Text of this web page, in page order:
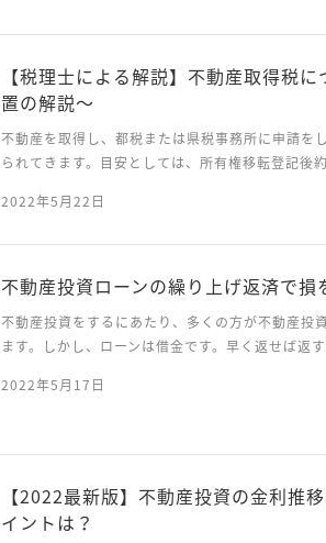
【税理士による解説】不動産取得税
置の解説～
不動産を取得し、都税または県税事務所に申請を
られてきます。目安としては、所有権移転登記後
に確認しておきましょう。 土地と住宅を取得した
2022年5月22日
不動産投資ローンの繰り上げ返済で損
不動産投資をするにあたり、多くの方が不動産投
ます。しかし、ローンは借金です。早く返せば返
し、銀行側にとっては、出来るだけ長くローンを借
2022年5月17日
【2022最新版】不動産投資の金利推
イントは？